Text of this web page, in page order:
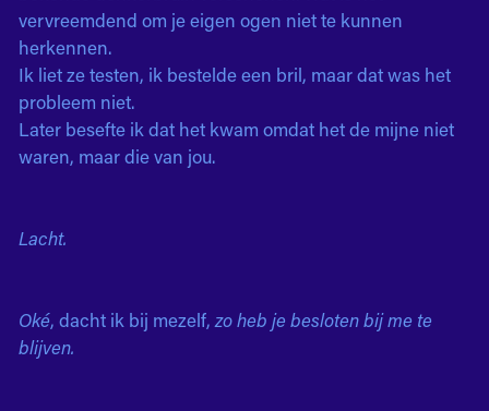
vervreemdend om je eigen ogen niet te kunnen
herkennen.
Ik liet ze testen, ik bestelde een bril, maar dat was het
probleem niet.
Later besefte ik dat het kwam omdat het de mijne niet
waren, maar die van jou.
Lacht.
Oké, dacht ik bij mezelf, zo heb je besloten bij me te
blijven.